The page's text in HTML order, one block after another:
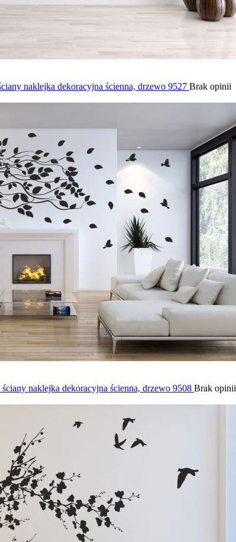
naklejka dekoracyjna ścienna, drzewo 9527 Brak opinii
naklejka dekoracyjna ścienna, drzewo 9508 Brak opinii